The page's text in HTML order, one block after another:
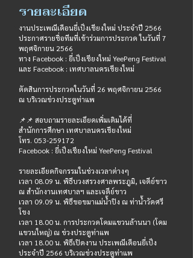
รายละเอียด
งานประเพณีเดือนยี่เป็งเชียงใหม่ ประจำปี 2566
ประกาศรายชื่อทีมที่เข้าร่วมการประกวด ในวันที่ 7
พฤศจิกายน 2566
ทาง Facebook : ยี่เป็งเชียงใหม่ YeePeng Festival
และ Facebook : เทศบาลนครเชียงใหม่
ตัดสินการประกวดในวันที่ 26 พฤศจิกายน 2566
ณ บริเวณข่วงประตูท่าแพ
📌📌 สอบถามรายละเอียดเพิ่มเติมได้ที่
สำนักการศึกษา เทศบาลนครเชียงใหม่
โทร. 053-259172
Facebook : ยี่เป็งเชียงใหม่ YeePeng Festival
รายละเอียดกิจกรรมในช่วงเวลาต่างๆ
เวลา 08.09 น. พิธีบวงสรวงศาลพระภูมิ, เจดีย์ขาว
ณ สำนักงานเทศบาลฯ และเจดีย์ขาว
เวลา 09.09 น. พิธีขอขมาแม่น้ำปิง ณ ท่าน้ำวัดศรี
โขง
เวลา 18.00 น. การประกวดโคมแขวนล้านนา (โคม
แขวนใหญ่) ณ ข่วงประตูท่าแพ
เวลา 18.00 น. พิธีเปิดงาน ประเพณีเดือนยี่เป็ง
ประจำปี 2566 บริเวณข่วงประตูท่าแพ